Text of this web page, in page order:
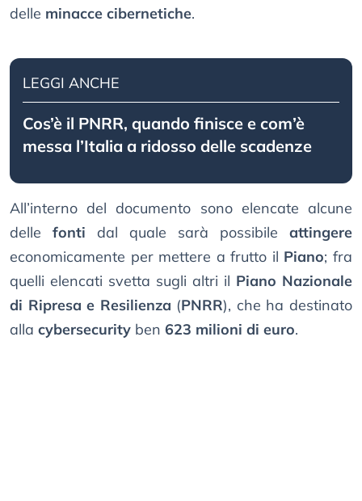
delle minacce cibernetiche.
LEGGI ANCHE
Cos’è il PNRR, quando finisce e com’è
messa l’Italia a ridosso delle scadenze
All’interno del documento sono elencate alcune
delle fonti dal quale sarà possibile attingere
economicamente per mettere a frutto il Piano; fra
quelli elencati svetta sugli altri il Piano Nazionale
di Ripresa e Resilienza (PNRR), che ha destinato
alla cybersecurity ben 623 milioni di euro.